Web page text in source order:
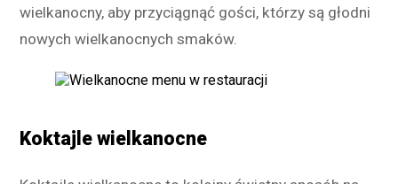
wielkanocny, aby przyciągnąć gości, którzy są głodni
nowych wielkanocnych smaków.
Koktajle wielkanocne